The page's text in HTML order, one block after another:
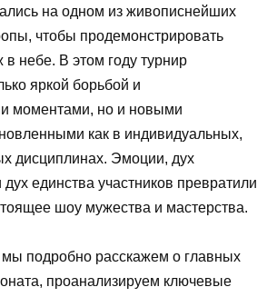
на одном из живописнейших
чтобы продемонстрировать
небе. В этом году турнир
яркой борьбой и
моментами, но и новыми
как в индивидуальных,
дисциплинах. Эмоции, дух
единства участников превратили
шоу мужества и мастерства.
мы подробно расскажем о главных
проанализируем ключевые